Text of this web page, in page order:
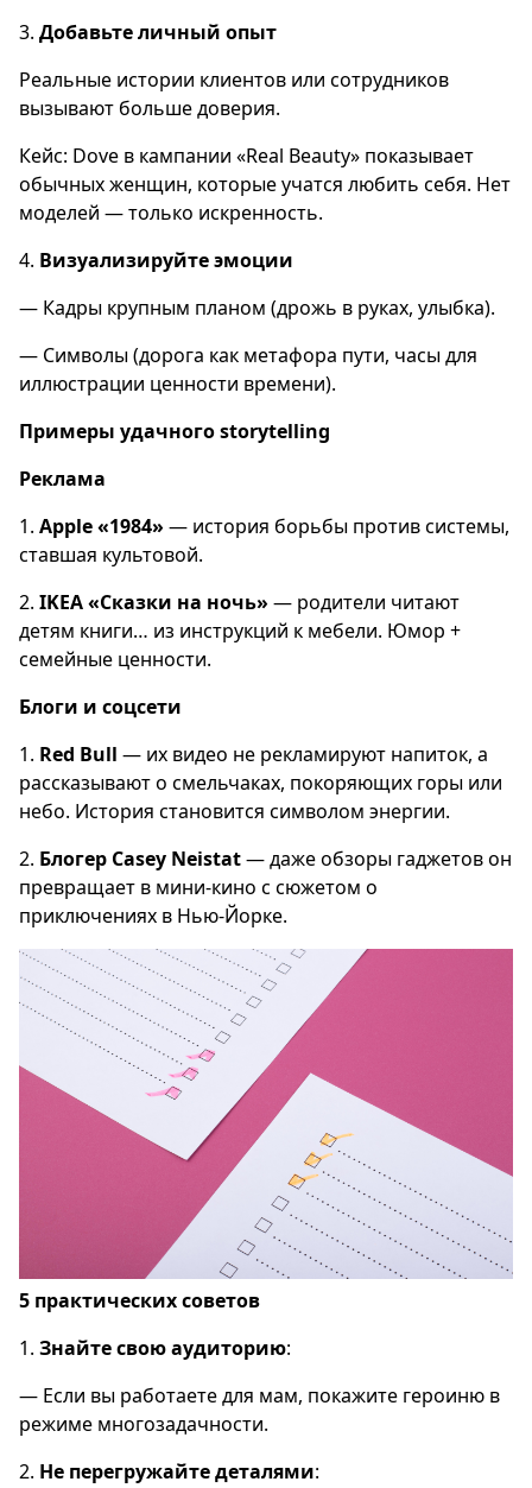
3. Добавьте личный опыт
Реальные истории клиентов или сотрудников
вызывают больше доверия.
Кейс: Dove в кампании «Real Beauty» показывает
обычных женщин, которые учатся любить себя. Нет
моделей — только искренность.
4. Визуализируйте эмоции
— Кадры крупным планом (дрожь в руках, улыбка).
— Символы (дорога как метафора пути, часы для
иллюстрации ценности времени).
Примеры удачного storytelling
Реклама
1. Apple «1984»— история борьбы против системы,
ставшая культовой.
2. IKEA «Сказки на ночь»— родители читают
детям книги… из инструкций к мебели. Юмор +
семейные ценности.
Блоги и соцсети
1. Red Bull — их видео не рекламируют напиток, а
рассказывают о смельчаках, покоряющих горы или
небо. История становится символом энергии.
2. Блогер Casey Neistat— даже обзоры гаджетов он
превращает в мини-кино с сюжетом о
приключениях в Нью-Йорке.
5 практических советов
1. Знайте свою аудиторию:
— Если вы работаете для мам, покажите героиню в
режиме многозадачности.
2. Не перегружайте деталями: